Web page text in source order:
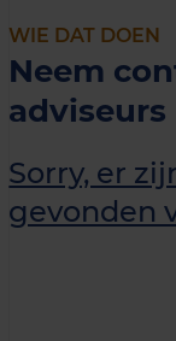
WIE DAT DOEN
Neem
adviseurs
Sorry, er
gevonden